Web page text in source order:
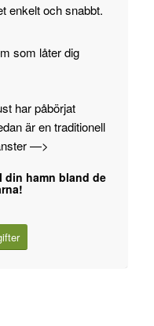
enkelt och snabbt.
som låter dig
har påbörjat
är en traditionell
—>
din hamn bland de